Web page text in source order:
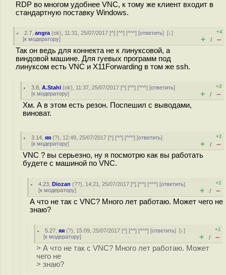
RDP во многом удобнее VNC, к тому же клиент входит в
стандартную поставку Windows.
2.7 ,angra (ok), 11:31, 25/07/2017 [^] [^^] [^^^] [ответить][↓]
[к модератору]
+4
+ / –
Так он ведь для коннекта не к линуксовой, а
виндовой машине. Для гуевых программ под
линуксом есть VNC и X11Forwarding в том же ssh.
3.8 ,A.Stahl (ok), 11:37, 25/07/2017 [^] [^^] [^^^] [ответить]
[к модератору]
+3
+ / –
Хм. А в этом есть резон. Поспешил с выводами,
виноват.
3.14 ,яя (?), 12:49, 25/07/2017 [^] [^^] [^^^] [ответить]
[к модератору]
+2
+ / –
VNC ? вы серьезно, ну я посмотрю как вы работать
будете с машиной по VNC.
4.23 ,Diozan (??), 14:21, 25/07/2017 [^] [^^] [^^^] [ответить]
[к модератору]
+2
+ / –
А что не так с VNC? Много лет работаю. Может чего не
знаю?
5.27 ,яя (?), 15:09, 25/07/2017 [^] [^^] [^^^] [ответить][↓]
[к модератору]
+1
+ / –
> А что не так с VNC? Много лет работаю. Может
чего не
> знаю?